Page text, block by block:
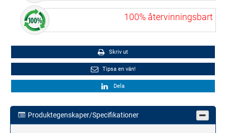
100% återvinningsbart
Skriv ut
Tipsa en vän!
Dela
Produktegenskaper/Specifikationer